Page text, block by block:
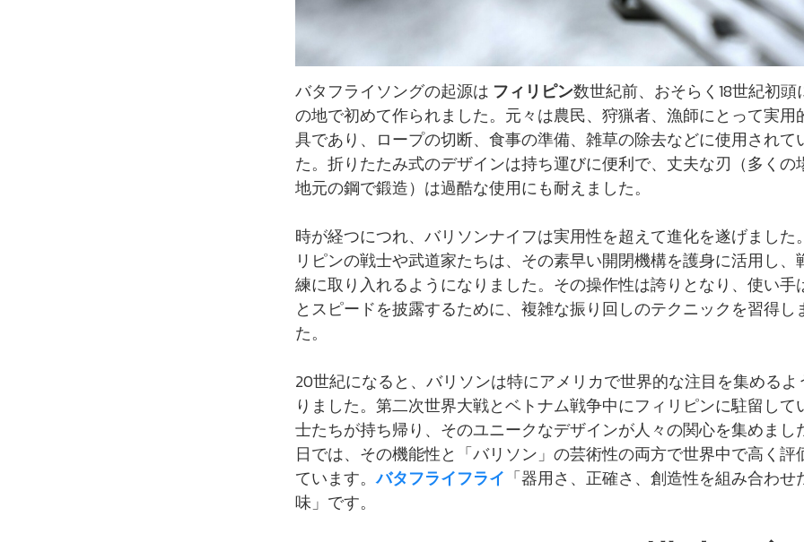
バタフライソングの起源は フィリピン数世紀前、おそらく18世紀初頭
の地で初めて作られました。元々は農民、狩猟者、漁師にとって実用
具であり、ロープの切断、食事の準備、雑草の除去などに使用されて
た。折りたたみ式のデザインは持ち運びに便利で、丈夫な刃（多くの
地元の鋼で鍛造）は過酷な使用にも耐えました。
時が経つにつれ、バリソンナイフは実用性を超えて進化を遂げました
リピンの戦士や武道家たちは、その素早い開閉機構を護身に活用し、
練に取り入れるようになりました。その操作性は誇りとなり、使い手
とスピードを披露するために、複雑な振り回しのテクニックを習得し
た。
20世紀になると、バリソンは特にアメリカで世界的な注目を集めるよ
りました。第二次世界大戦とベトナム戦争中にフィリピンに駐留して
士たちが持ち帰り、そのユニークなデザインが人々の関心を集めまし
日では、その機能性と「バリソン」の芸術性の両方で世界中で高く評
ています。バタフライフライ 「器用さ、正確さ、創造性を組み合わせ
味」です。